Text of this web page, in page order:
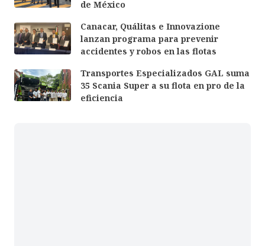
de México
Canacar, Quálitas e Innovazione
lanzan programa para prevenir
accidentes y robos en las flotas
Transportes Especializados GAL suma
35 Scania Super a su flota en pro de la
eficiencia